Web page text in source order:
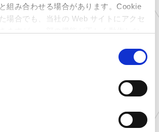
組み合わせる場合があります。Cookie
場合でも、当社の Web サイトにアクセ
カプとれ
amusement/g